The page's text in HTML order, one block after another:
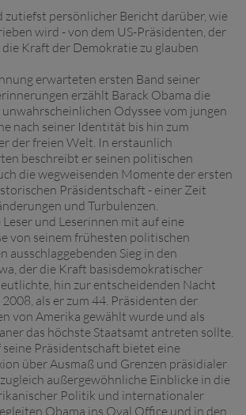
zutiefst persönlicher Bericht darüber, wie
wird - von dem US-Präsidenten, der
Kraft der Demokratie zu glauben
erwarteten ersten Band seiner
erzählt Barack Obama die
Odyssee vom jungen
nach seiner Identität bis hin zum
der freien Welt. In erstaunlich
beschreibt er seinen politischen
die wegweisenden Momente der ersten
Präsidentschaft - einer Zeit
und Turbulenzen.
und Leserinnen mit auf eine
von seinem frühesten politischen
ausschlaggebenden Sieg in den
der die Kraft basisdemokratischer
hin zur entscheidenden Nacht
als er zum 44. Präsidenten der
von Amerika gewählt wurde und als
das höchste Staatsamt antreten sollte.
seine Präsidentschaft bietet eine
über Ausmaß und Grenzen präsidialer
außergewöhnliche Einblicke in die
Politik und internationaler
Obama ins Oval Office und in den